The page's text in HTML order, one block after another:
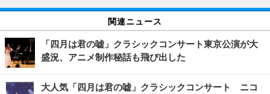
関連ニュース
「四月は君の嘘」クラシックコンサート東京公演が大
盛況、アニメ制作秘話も飛び出した
大人気「四月は君の嘘」クラシックコンサート ニコ